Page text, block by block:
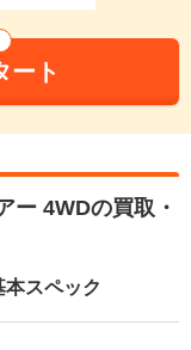
ート
ー 4WDの買取・
スペック